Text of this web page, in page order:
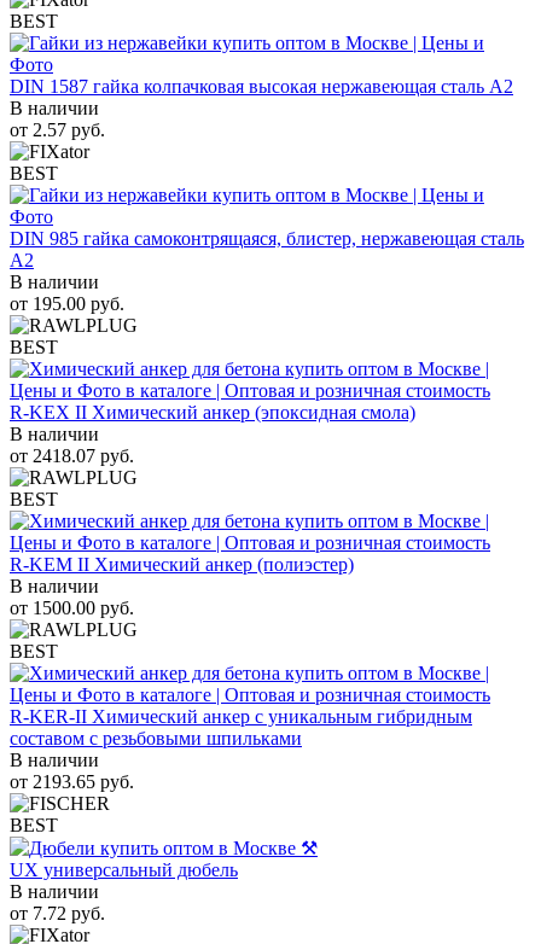
BEST
DIN 1587 гайка колпачковая высокая нержавеющая сталь А2
В наличии
от 2.57 руб.
BEST
DIN 985 гайка самоконтрящаяся, блистер, нержавеющая сталь
A2
В наличии
от 195.00 руб.
BEST
R-KEX II Химический анкер (эпоксидная смола)
В наличии
от 2418.07 руб.
BEST
R-KEM II Химический анкер (полиэстер)
В наличии
от 1500.00 руб.
BEST
R-KER-II Химический анкер с уникальным гибридным
составом с резьбовыми шпильками
В наличии
от 2193.65 руб.
BEST
UX универсальный дюбель
В наличии
от 7.72 руб.